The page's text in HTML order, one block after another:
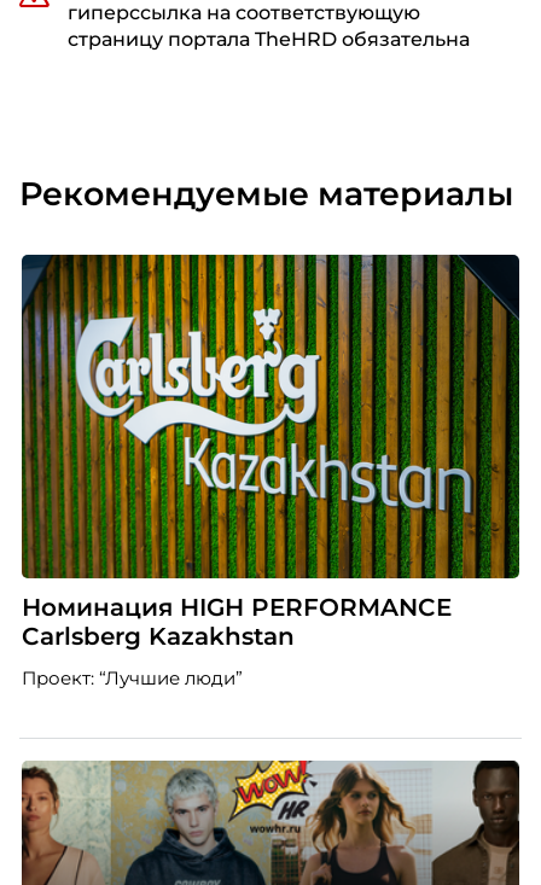
гиперссылка на соответствующую
страницу портала TheHRD обязательна
Рекомендуемые материалы
Номинация HIGH PERFORMANCE
Carlsberg Kazakhstan
Проект: “Лучшие люди”